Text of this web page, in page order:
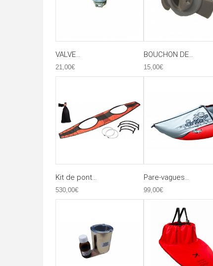
VALVE...
21,00€
BOUCHON DE...
15,00€
Kit de pont...
530,00€
Pare-vagues...
99,00€